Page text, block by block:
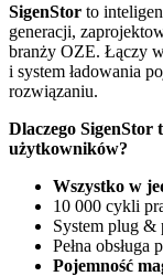
SigenStor to
generacji,
branży OZE. Łączy
i system ładowania
rozwiązaniu.
Dlaczego
użytkowników?
Wszystko w
10 000 cykli
System plug &
Pełna obsługa
Pojemność